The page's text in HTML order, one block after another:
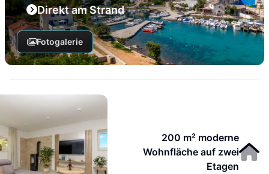
Direkt am Strand
Fotogalerie
200 m² moderne
Wohnfläche auf zwei
Etagen